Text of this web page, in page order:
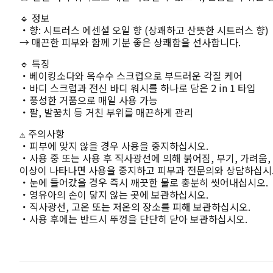
🔹 정보
・향: 시트러스 에센셜 오일 향 (상쾌하고 산뜻한 시트러스 향)
→ 매끈한 피부와 함께 기분 좋은 상쾌함을 선사합니다.
🔹 특징
・베이킹소다와 옥수수 스크럽으로 부드러운 각질 케어
・바디 스크럽과 전신 바디 워시를 하나로 담은 2 in 1 타입
・풍성한 거품으로 매일 사용 가능
・팔, 발꿈치 등 거친 부위를 매끈하게 관리
⚠️ 주의사항
・피부에 맞지 않을 경우 사용을 중지하십시오.
・사용 중 또는 사용 후 직사광선에 의해 붉어짐, 부기, 가려움
이상이 나타나면 사용을 중지하고 피부과 전문의와 상담하십
・눈에 들어갔을 경우 즉시 깨끗한 물로 충분히 씻어내십시오.
・영유아의 손이 닿지 않는 곳에 보관하십시오.
・직사광선, 고온 또는 저온의 장소를 피해 보관하십시오.
・사용 후에는 반드시 뚜껑을 단단히 닫아 보관하십시오.